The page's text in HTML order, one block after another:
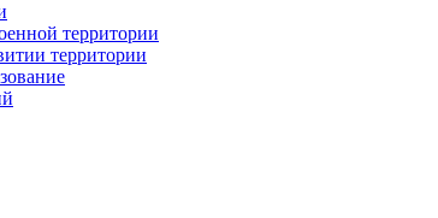
территории
территории